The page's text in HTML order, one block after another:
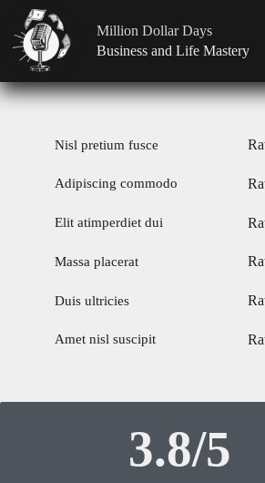
Million Dollar Days
Business and Life Mastery
Nisl pretium fusce
Adipiscing commodo
Elit atimperdiet dui
Massa placerat
Duis ultricies
Amet nisl suscipit
3.8/5